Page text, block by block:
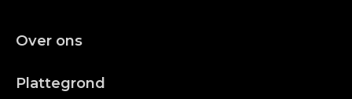
Over ons
Plattegrond